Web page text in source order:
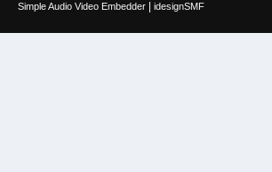
Simple Audio Video Embedder
idesignSMF